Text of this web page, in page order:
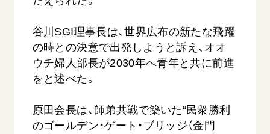
谷川SGI理事長は、世界広布の新たな飛躍
の時との決意で出発しようと訴え、オオ
ウチ婦人部長が2030年へ青年と共に前進
をと述べた。
原田会長は、師弟共戦で築いた“民衆勝利
のゴールデン・ゲート・ブリッジ（金門